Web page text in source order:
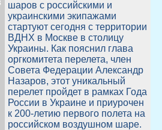
шаров с российскими и
украинскими экипажами
стартуют сегодня с территории
ВДНХ в Москве в столицу
Украины. Как пояснил глава
оргкомитета перелета, член
Совета Федерации Александр
Назаров, этот уникальный
перелет пройдет в рамках Года
России в Украине и приурочен
к 200-летию первого полета на
российском воздушном шаре.